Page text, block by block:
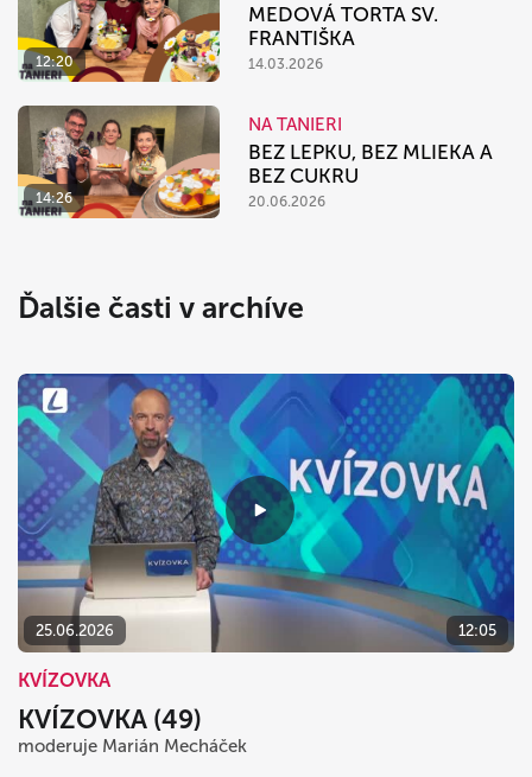
12:20
MEDOVÁ TORTA SV.
FRANTIŠKA
14.03.2026
14:26
NA TANIERI
BEZ LEPKU, BEZ MLIEKA A
BEZ CUKRU
20.06.2026
Ďalšie časti v archíve
25.06.2026 12:05
KVÍZOVKA
KVÍZOVKA (49)
moderuje Marián Mecháček